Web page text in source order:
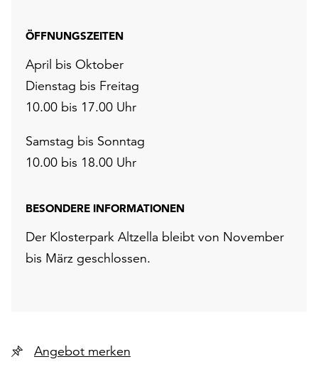
ÖFFNUNGSZEITEN
April bis Oktober
Dienstag bis Freitag
10.00 bis 17.00 Uhr
Samstag bis Sonntag
10.00 bis 18.00 Uhr
BESONDERE INFORMATIONEN
Der Klosterpark Altzella bleibt von November
bis März geschlossen.
Angebot merken